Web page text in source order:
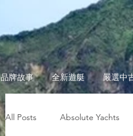
品牌故事 全新遊艇 嚴選中
All Posts Absolute Yachts